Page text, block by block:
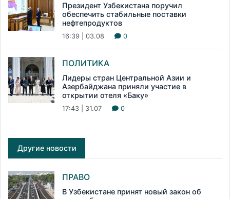
Президент Узбекистана поручил
обеспечить стабильные поставки
нефтепродуктов
16:39 | 03.08 0
ПОЛИТИКА
Лидеры стран Центральной Азии и
Азербайджана приняли участие в
открытии отеля «Баку»
17:43 | 31.07 0
Другие новости
ПРАВО
В Узбекистане принят новый закон об